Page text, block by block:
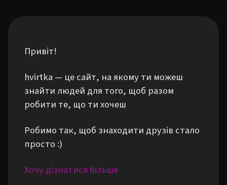
Привіт!
hvirtka — це сайт, на якому ти можеш
знайти людей для того, щоб разом
робити те, що ти хочеш
Робимо так, щоб знаходити друзів стало
просто :)
Хочу дізнатися більше